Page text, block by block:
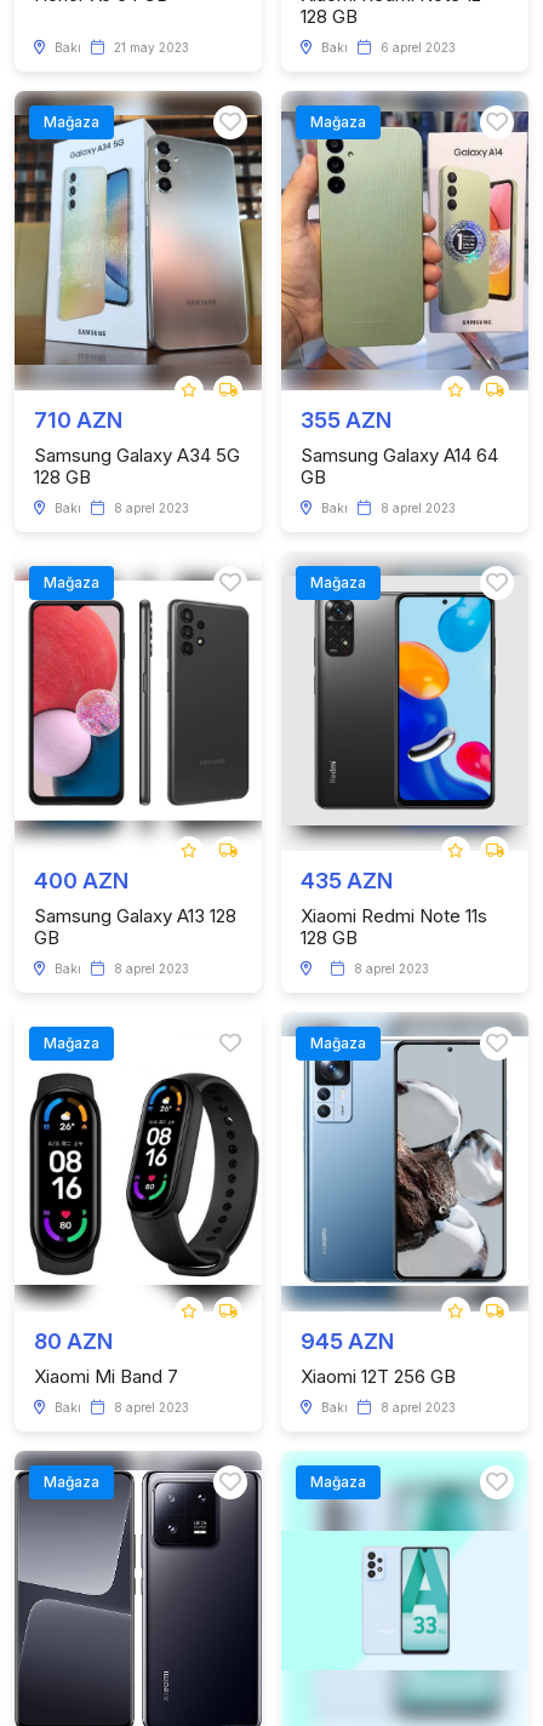
Bakı 21 may 2023
128 GB
Bakı 6 aprel 2023
Mağaza
710 AZN
Samsung Galaxy A34 5G
128 GB
Bakı 8 aprel 2023
Mağaza
355 AZN
Samsung Galaxy A14 64
GB
Bakı 8 aprel 2023
Mağaza
400 AZN
Samsung Galaxy A13 128
GB
Bakı 8 aprel 2023
Mağaza
435 AZN
Xiaomi Redmi Note 11s
128 GB
8 aprel 2023
Mağaza
80 AZN
Xiaomi Mi Band 7
Bakı 8 aprel 2023
Mağaza
945 AZN
Xiaomi 12T 256 GB
Bakı 8 aprel 2023
Mağaza Mağaza